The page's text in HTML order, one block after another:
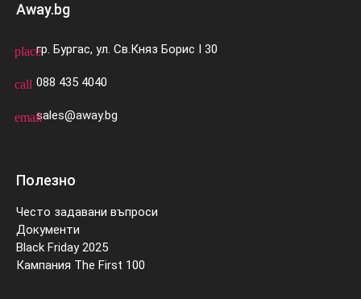
Away.bg
placeгр. Бургас, ул. Св.Княз Борис I 30
call 088 435 4040
emailsales@away.bg
Полезно
Често задавани въпроси
Документи
Black Friday 2025
Кампания The First 100